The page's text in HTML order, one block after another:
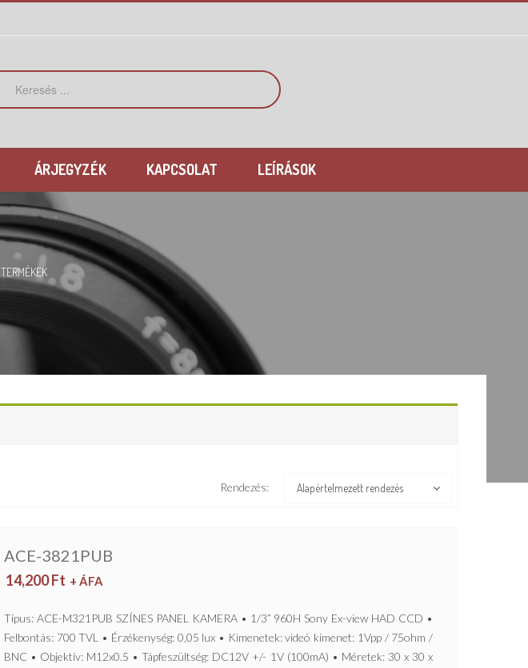
ÁRJEGYZÉK KAPCSOLAT LEÍRÁSOK
TERMÉKEK
Rendezés: Alapértelmezett rendezés
ACE-3821PUB
14,200Ft + ÁFA
Típus: ACE-M321PUB SZÍNES PANEL KAMERA • 1/3” 960H Sony Ex-view HAD CCD •
Felbontás: 700 TVL • Érzékenység: 0,05 lux • Kimenetek: videó kimenet: 1Vpp / 75ohm /
BNC • Objektív: M12x0.5 • Tápfeszültség: DC12V +/- 1V (100mA) • Méretek: 30 x 30 x